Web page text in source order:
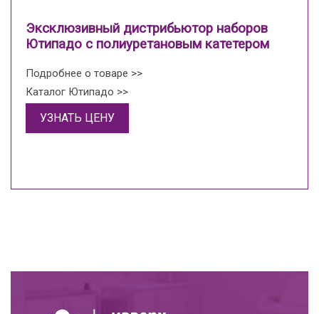
Эксклюзивный дистрибьютор наборов
Ютипадо с полиуретановым катетером
Подробнее о товаре >>
Каталог Ютипадо >>
УЗНАТЬ ЦЕНУ